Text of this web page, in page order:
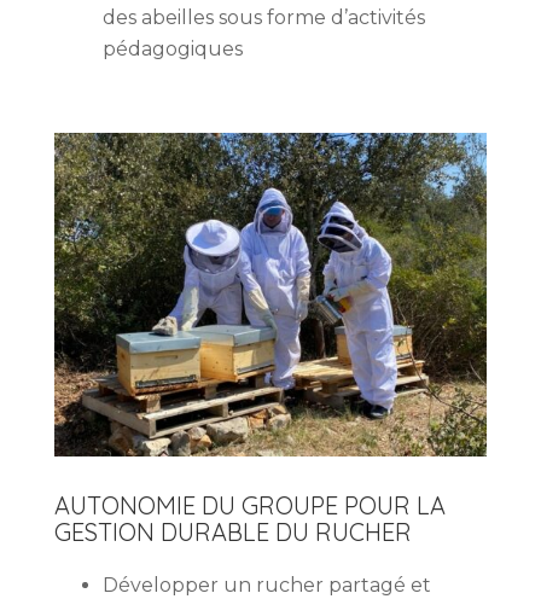
des abeilles sous forme d’activités
pédagogiques
AUTONOMIE DU GROUPE POUR LA
GESTION DURABLE DU RUCHER
Développer un rucher partagé et